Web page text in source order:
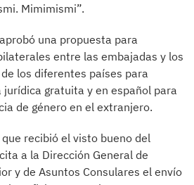
Mimimismi”.
una propuesta para
entre las embajadas y los
los diferentes países para
gratuita y en español para
de género en el extranjero.
recibió el visto bueno del
a la Dirección General de
y de Asuntos Consulares el envío